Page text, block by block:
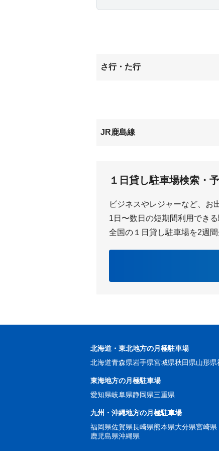
さ行・た行
JR鹿島線
１日貸し駐車場検索・
ビジネスやレジャーなど、お
1日〜数日の短期間利用でき
全国の１日貸し駐車場を2週
北海道・東北地方の月極駐車場
北海道青森県岩手県宮城県秋田県山形県
東海地方の月極駐車場
愛知県岐阜県静岡県三重県
九州・沖縄地方の月極駐車場
福岡県佐賀県長崎県熊本県大分県宮崎県
鹿児島県沖縄県